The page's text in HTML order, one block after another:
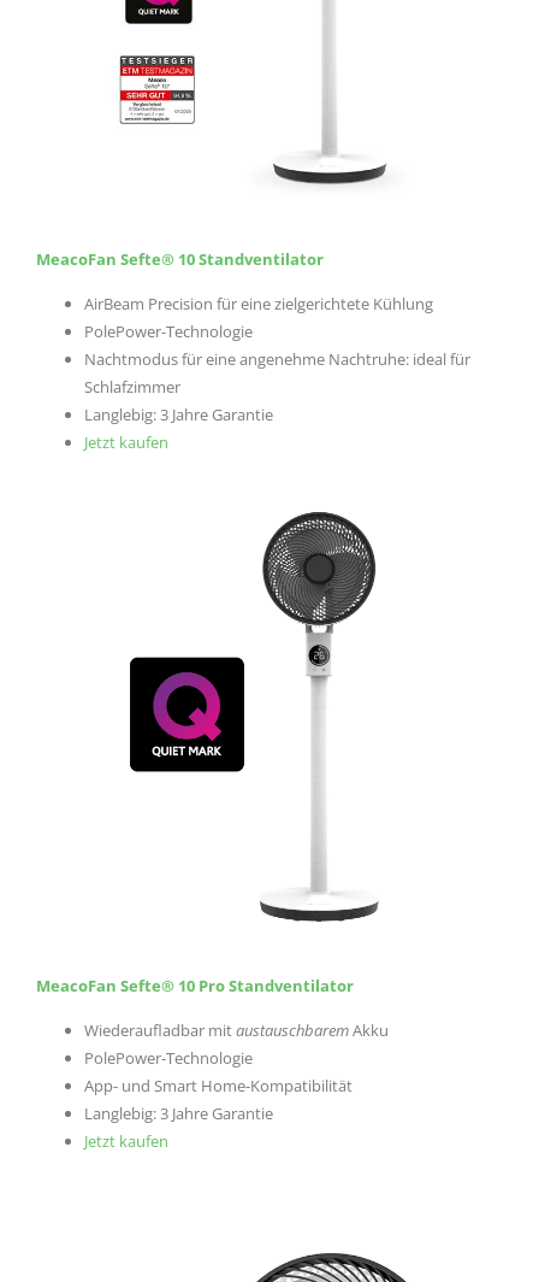
MeacoFan Sefte® 10 Standventilator
AirBeam Precision für eine zielgerichtete Kühlung
PolePower-Technologie
Nachtmodus für eine angenehme Nachtruhe: ideal für
Schlafzimmer
Langlebig: 3 Jahre Garantie
Jetzt kaufen
MeacoFan Sefte® 10 Pro Standventilator
Wiederaufladbar mitaustauschbaremAkku
PolePower-Technologie
App- und Smart Home-Kompatibilität
Langlebig: 3 Jahre Garantie
Jetzt kaufen